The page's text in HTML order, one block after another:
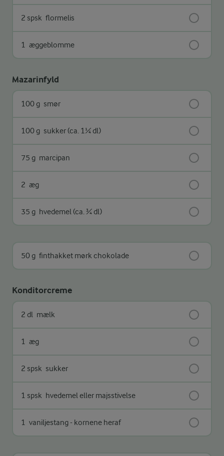
2 spsk flormelis
1 æggeblomme
Mazarinfyld
100 g smør
100 g sukker (ca. 1¼ dl)
75 g marcipan
2 æg
35 g hvedemel (ca. ¾ dl)
50 g finthakket mørk chokolade
Konditorcreme
2 dl mælk
1 æg
2 spsk sukker
1 spsk hvedemel eller majsstivelse
1 vaniljestang - kornene heraf